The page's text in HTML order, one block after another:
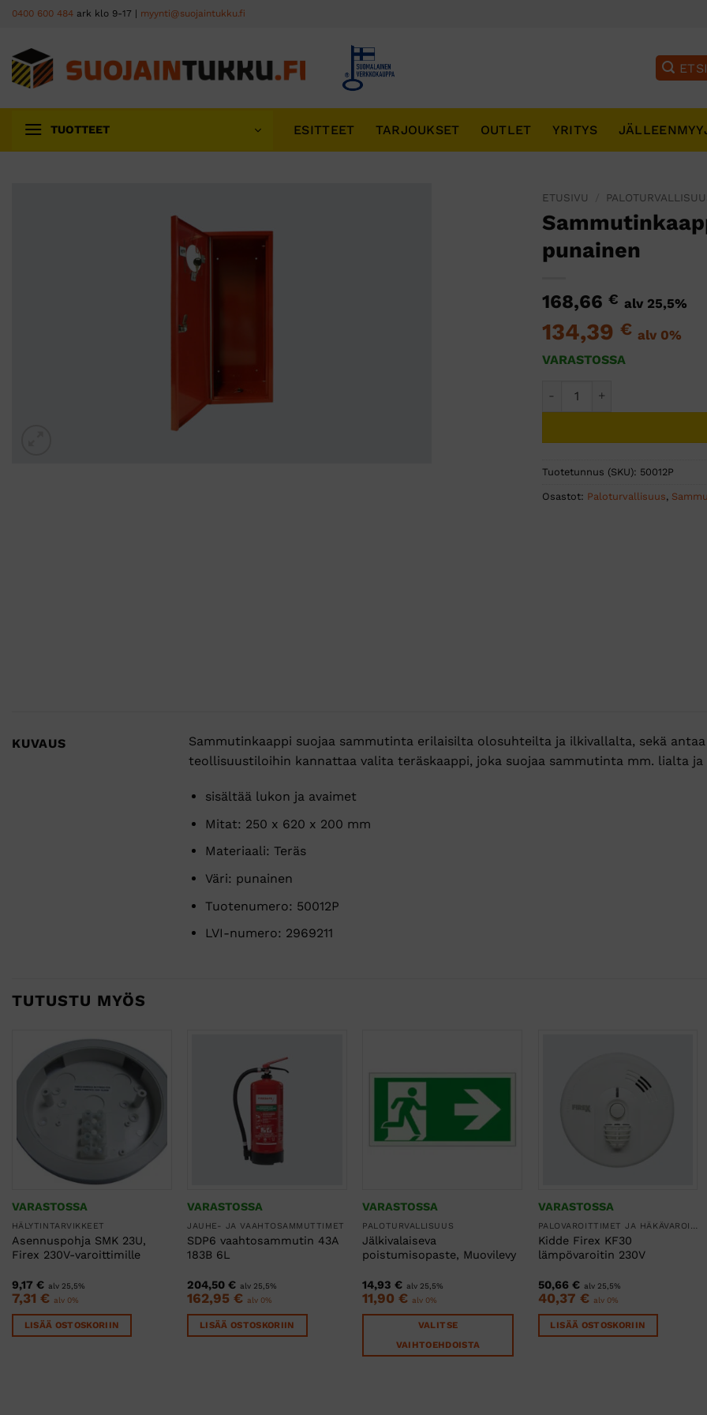
Skip
content
0400 600 484 ark klo 9-17 | myynti@suojaintukku.fi
TUOTTEET ESITTEET TARJOUKSET OUTLET YRITYS
ETUSIVU
punainen
168,66 € alv 25,5%
134,39 € alv 0%
VARASTOSSA
Tuotetunnus (SKU): 50012P
Osastot: Paloturvallisuus,
KUVAUS
Sammutinkaappi suojaa sammutinta erilaisilta olosuhteilta ja ilkivallalta, sekä
teollisuustiloihin kannattaa valita teräskaappi, joka suojaa sammutinta mm. lialta
sisältää lukon ja avaimet
Mitat: 250 x 620 x 200 mm
Materiaali: Teräs
Väri: punainen
Tuotenumero: 50012P
LVI-numero: 2969211
TUTUSTU MYÖS
VARASTOSSA
HÄLYTINTARVIKKEET
Asennuspohja SMK 23U,
Firex 230V-varoittimille
9,17 € alv 25,5%
7,31 € alv 0%
LISÄÄ OSTOSKORIIN
VARASTOSSA
JAUHE- JA VAAHTOSAMMUTTIMET
SDP6 vaahtosammutin 43A
183B 6L
204,50€ alv 25,5%
162,95€ alv 0%
LISÄÄ OSTOSKORIIN
VARASTOSSA
PALOTURVALLISUUS
Jälkivalaiseva
poistumisopaste, Muovilevy
14,93€ alv 25,5%
11,90€ alv 0%
VALITSE
VAIHTOEHDOISTA
VARASTOSSA
PALOVAROITTIMET JA HÄKÄVAROITTIMET
Kidde Firex KF30
lämpövaroitin 230V
50,66 € alv 25,5%
40,37 € alv 0%
LISÄÄ OSTOSKORIIN